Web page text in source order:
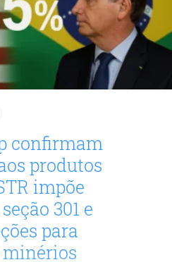
confirmam
produtos
impõe
301 e
para
minérios